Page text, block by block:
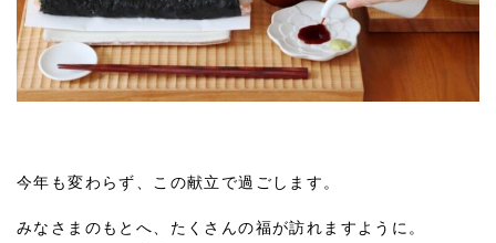
今年も変わらず、この献立で過ごします。
みなさまのもとへ、たくさんの福が訪れますように。